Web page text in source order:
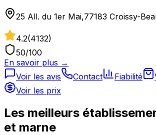
25 All. du 1er Mai,77183 Croissy-
4.2(4132)
50/100
En savoir plus →
Voir les avis
Contact Fiabilité
Voir les prix
Les meilleurs
et marne